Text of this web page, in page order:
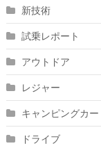
新技術
試乗レポート
アウトドア
レジャー
キャンピングカー
ドライブ